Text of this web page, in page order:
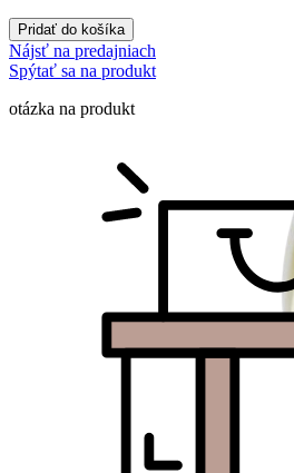
Pridať do košíka
Nájsť na predajniach
Spýtať sa na produkt
otázka na produkt